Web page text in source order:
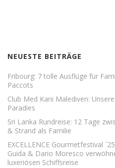
NEUESTE BEITRÄGE
Fribourg: 7 tolle Ausflüge für
Paccots
Club Med Kani Malediven:
Paradies
Sri Lanka Rundreise: 12 Tage
& Strand als Familie
EXCELLENCE Gourmetfestival
Guida & Dario Moresco
luxeriösen Schiffsreise